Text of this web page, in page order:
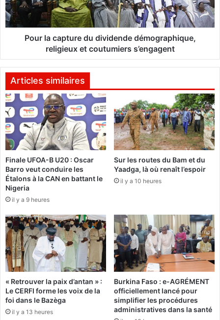
r
e
p
c
é
b
r
e
r
l
a
j
o
u
r
é
e
d
e
l
’
e
n
f
a
c
a
p
r
e
u
d
i
v
i
d
e
n
d
e
d
é
o
g
r
a
p
i
q
e
Pour la capture du dividende démographique,
religieux et coutumiers s’engagent
Articles similaires
Finale UFOA-B U20 : Oscar
Barro veut conduire les
Étalons à la CAN en battant le
Nigeria
il y a 9 heures
Sur les routes du Bam et du
Yaadga, là où renaît l’espoir
il y a 10 heures
« Retrouver la paix d’antan » :
Le CERFI forme les voix de la
foi dans le Bazèga
il y a 13 heures
Burkina Faso : e-AGRÉMENT
officiellement lancé pour
simplifier les procédures
administratives dans la santé